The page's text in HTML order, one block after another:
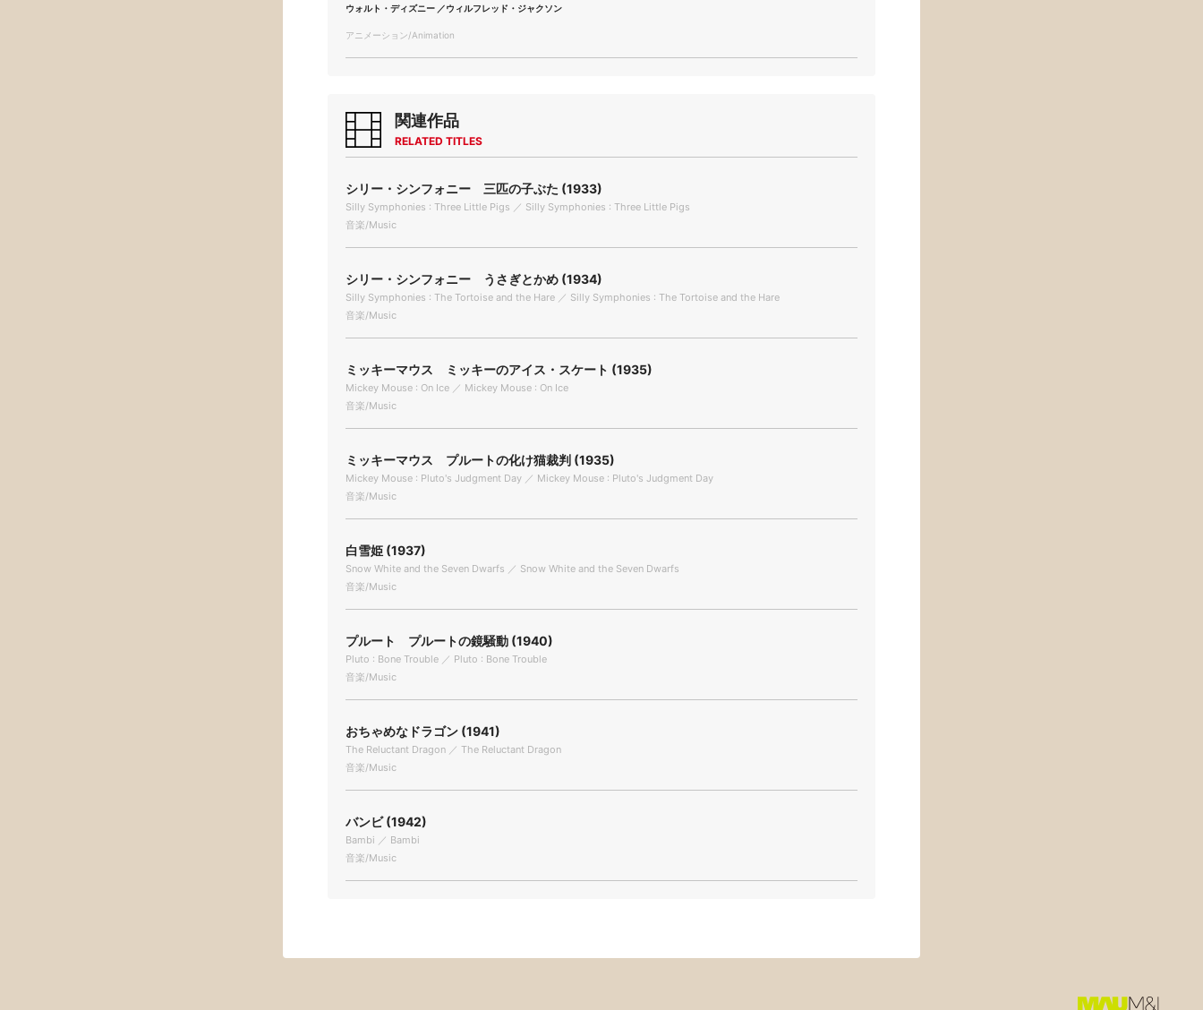
ウォルト・ディズニー ／ウィルフレッド・ジャクソン
アニメーション/Animation
関連作品
RELATED TITLES
シリー・シンフォニー 三匹の子ぶた (1933)
Silly Symphonies : Three Little Pigs ／ Silly Symphonies : Three Little Pigs
音楽/Music
シリー・シンフォニー うさぎとかめ (1934)
Silly Symphonies : The Tortoise and the Hare ／ Silly Symphonies : The Tortoise and the Hare
音楽/Music
ミッキーマウス ミッキーのアイス・スケート (1935)
Mickey Mouse : On Ice ／ Mickey Mouse : On Ice
音楽/Music
ミッキーマウス プルートの化け猫裁判 (1935)
Mickey Mouse : Pluto's Judgment Day ／ Mickey Mouse : Pluto's Judgment Day
音楽/Music
白雪姫 (1937)
Snow White and the Seven Dwarfs ／ Snow White and the Seven Dwarfs
音楽/Music
プルート プルートの鏡騒動 (1940)
Pluto : Bone Trouble ／ Pluto : Bone Trouble
音楽/Music
おちゃめなドラゴン (1941)
The Reluctant Dragon ／ The Reluctant Dragon
音楽/Music
バンビ (1942)
Bambi ／ Bambi
音楽/Music